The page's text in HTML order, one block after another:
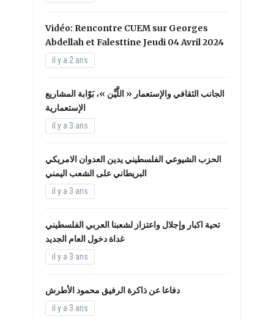
Vidéo: Rencontre CUEM sur Georges
Abdellah et Falesttine Jeudi 04 Avril 2024
il y a 2 ans
الجانب الثقافي والإستعمار « اللَّيِّن »، بَوّابة المشاريع
الإستعمارية
il y a 3 ans
الحزب الشيوعي الفلسطيني يدين العدوان الامريكي
البريطاني على الشعب اليمني
il y a 3 ans
تحية اكبار وإجلال واعتزاز لشعبنا العربي الفلسطيني
غداة دخول العام الجديد
il y a 3 ans
دفاعا عن ذاكرة الرفيق محمود الأطرش
il y a 3 ans